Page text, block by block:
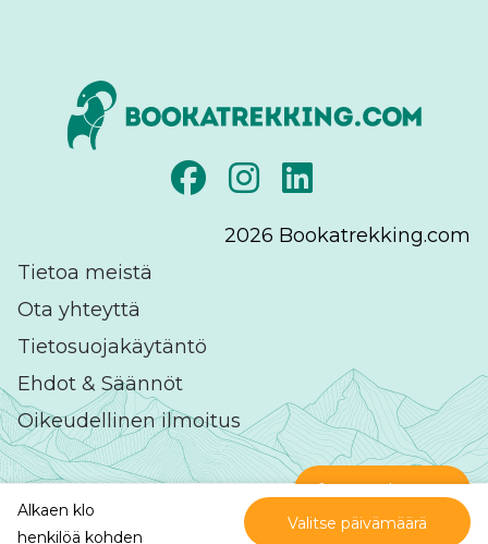
Alkaen klo
henkilöä kohden
Valitse päivämäärä
2026 Bookatrekking.com
Tietoa meistä
Ota yhteyttä
Tietosuojakäytäntö
Ehdot & Säännöt
Oikeudellinen ilmoitus
Erinomainen päällä
Ota yhteyttä